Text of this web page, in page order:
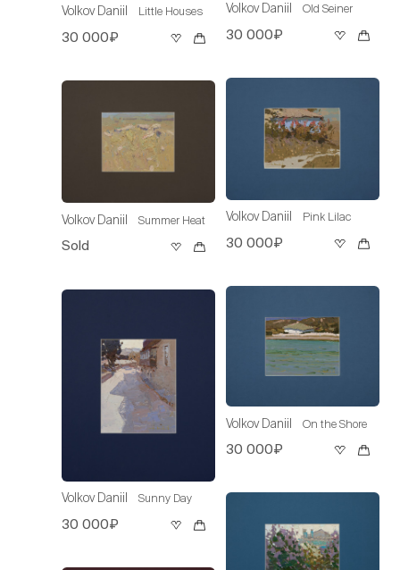
Volkov Daniil Little Houses
30 000₽
Volkov Daniil Summer Heat
Sold
Volkov Daniil Sunny Day
30 000₽
Volkov Daniil Old Seiner
30 000₽
Volkov Daniil Pink Lilac
30 000₽
Volkov Daniil On the Shore
30 000₽